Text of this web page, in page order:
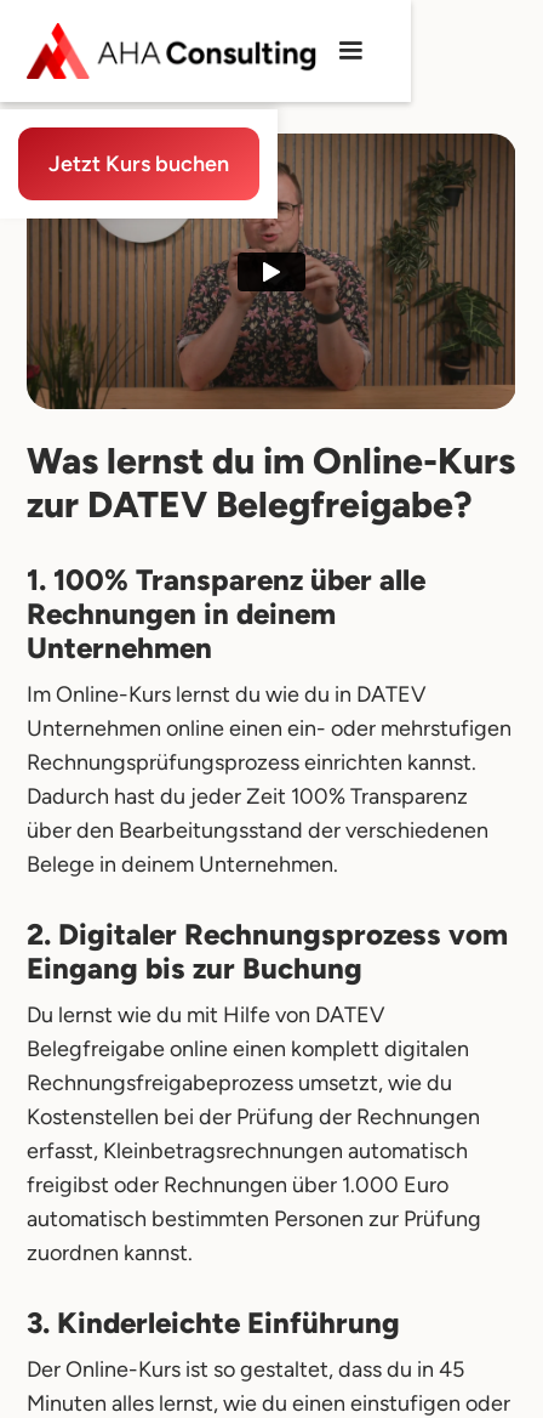
Jetzt Kurs buchen
Was lernst du im Online-Kurs
zur DATEV Belegfreigabe?
1. 100% Transparenz über alle
Rechnungen in deinem
Unternehmen
Im Online-Kurs lernst du wie du in DATEV
Unternehmen online einen ein- oder mehrstufigen
Rechnungsprüfungsprozess einrichten kannst.
Dadurch hast du jeder Zeit 100% Transparenz
über den Bearbeitungsstand der verschiedenen
Belege in deinem Unternehmen.
2. Digitaler Rechnungsprozess vom
Eingang bis zur Buchung
Du lernst wie du mit Hilfe von DATEV
Belegfreigabe online einen komplett digitalen
Rechnungsfreigabeprozess umsetzt, wie du
Kostenstellen bei der Prüfung der Rechnungen
erfasst, Kleinbetragsrechnungen automatisch
freigibst oder Rechnungen über 1.000 Euro
automatisch bestimmten Personen zur Prüfung
zuordnen kannst.
3. Kinderleichte Einführung
Der Online-Kurs ist so gestaltet, dass du in 45
Minuten alles lernst, wie du einen einstufigen oder